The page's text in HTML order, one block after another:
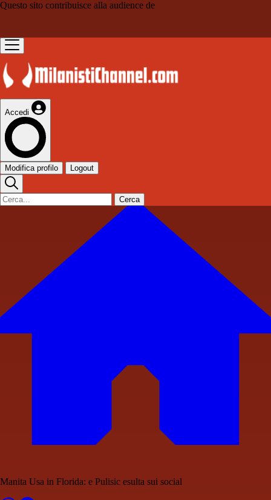
Questo sito contribuisce alla audience de
Accedi
Modifica profilo Logout
Cerca
Manita Usa in Florida: e Pulisic esulta sui social